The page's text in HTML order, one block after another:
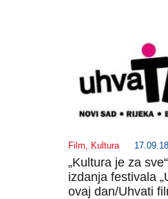
Film, Kultura 17.09.18
„Kultura je za
izdanja festivala
ovaj dan/Uhvati